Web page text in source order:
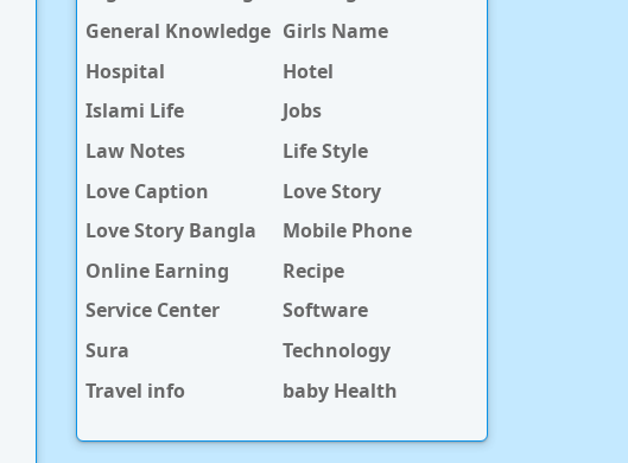
General Knowledge Girls Name
Hospital
Hotel
Islami Life
Jobs
Law Notes
Life Style
Love Caption
Love Story
Love Story Bangla
Mobile Phone
Online Earning
Recipe
Service Center
Software
Sura
Technology
Travel info
baby Health